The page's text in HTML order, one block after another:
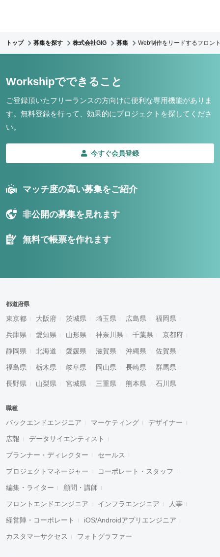
トップ 募集を探す 株式会社GIG 募集 Web制作をリードするフロン
Workshipでできること
ご登録頂いたフリーランスの方向けに便利な専用機能がありま
す。 無料登録を行って、効果的にプロジェクトを探してくださ
い。
今すぐ会員登録
マッチ度の高い募集をご紹介
非公開の募集を見れます
無料で帳票を作れます
都道府県
東京都 大阪府 茨城県 埼玉県 広島県 福岡県
兵庫県 愛知県 山形県 神奈川県 千葉県 京都府
静岡県 北海道 愛媛県 滋賀県 沖縄県 佐賀県
福島県 栃木県 岐阜県 岡山県 長崎県 群馬県
長野県 山梨県 宮城県 三重県 熊本県 石川県
職種
バックエンドエンジニア マーケティング デザイナー
広報 データサイエンティスト
プランナー・ディレクター セールス
プロジェクトマネージャー コーポレート・スタッフ
編集・ライター 顧問・講師
フロントエンドエンジニア インフラエンジニア 人事
経営陣・コーポレート iOS/Androidアプリエンジニア
カスタマーサクセス フォトグラファー